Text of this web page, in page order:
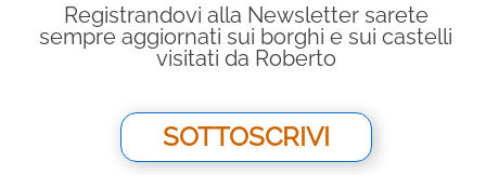
Registrandovi alla Newsletter sarete
sempre aggiornati sui borghi e sui castelli
visitati da Roberto
SOTTOSCRIVI